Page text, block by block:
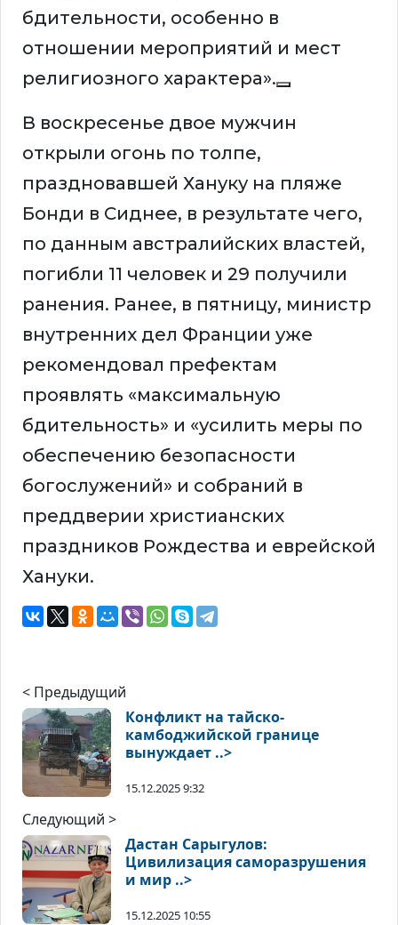
бдительности, особенно в
отношении мероприятий и мест
религиозного характера».
В воскресенье двое мужчин
открыли огонь по толпе,
праздновавшей Хануку на пляже
Бонди в Сиднее, в результате чего,
по данным австралийских властей,
погибли 11 человек и 29 получили
ранения. Ранее, в пятницу, министр
внутренних дел Франции уже
рекомендовал префектам
проявлять «максимальную
бдительность» и «усилить меры по
обеспечению безопасности
богослужений» и собраний в
преддверии христианских
праздников Рождества и еврейской
Хануки.
< Предыдущий
Конфликт на тайско-
камбоджийской границе
вынуждает ..>
15.12.2025 9:32
Следующий >
Дастан Сарыгулов:
Цивилизация саморазрушения
и мир ..>
15.12.2025 10:55